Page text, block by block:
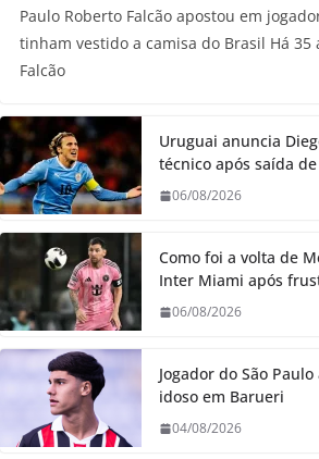
Paulo Roberto Falcão apostou em
tinham vestido a camisa do Brasil Há 35
Falcão
Uruguai anuncia
técnico após saída
06/08/2026
Como foi a volta de
Inter Miami após
06/08/2026
Jogador do São
idoso em Barueri
04/08/2026